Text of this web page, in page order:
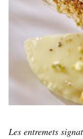
Les entremets